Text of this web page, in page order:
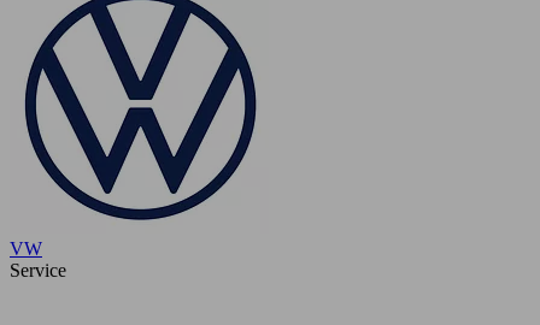
VW
Service